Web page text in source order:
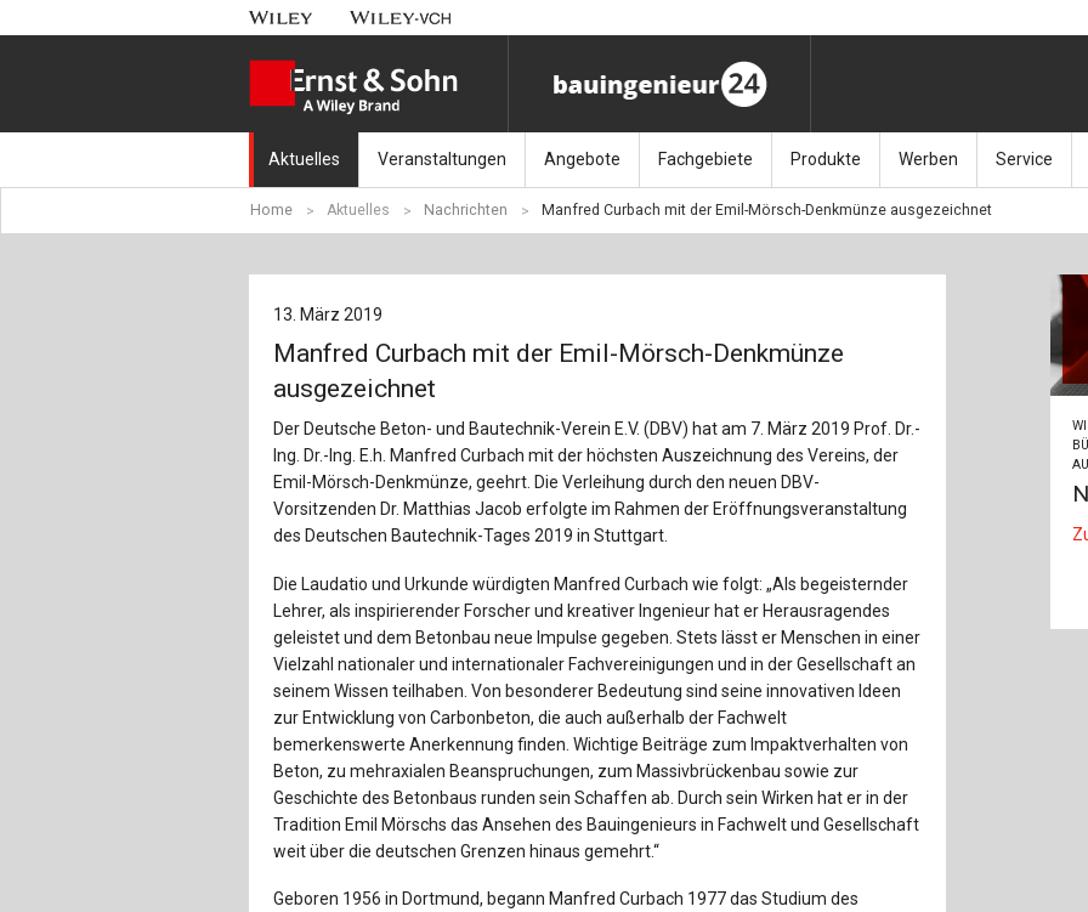
Aktuelles
Nachrichten
Aktuell erschienen
Erscheint in Kürze
Veranstaltungen
Münchener Kranbahntag (11.9.26)
Fachkonferenz Brückenbautage (10.–11.11.26)
Symposium Ingenieurbaukunst (26.11.26)
Beton-Kalender-Tag 2027 (3.12.26)
Veranstaltungskalender
Angebote
Stellenmarkt
Sonderdrucke
Fachgebiete
Architektur
Bauausführung
Bauphysik
Baurecht
Bautechnikgeschichte
Betonbau
Brückenbau
E&S Zeitlos
Glasbau
Holzbau
Produkte
Bücher
Kalender / Jahrbücher
Artikeldatenbank / Kalenderrecherche
Werben
Media-Planung
Service
Newsletter
Wiley
Home Aktuelles Nachrichten Manfred Curbach mit der Emil-Mörsch-Denkmünze ausgezeichnet
13. März 2019
Manfred Curbach mit der Emil-Mörsch-Denkmünze
ausgezeichnet
Der Deutsche Beton- und Bautechnik-Verein E.V. (DBV) hat am 7. März 2019 Prof. Dr.-
Ing. Dr.-Ing. E.h. Manfred Curbach mit der höchsten Auszeichnung des Vereins, der
Emil-Mörsch-Denkmünze, geehrt. Die Verleihung durch den neuen DBV-
Vorsitzenden Dr. Matthias Jacob erfolgte im Rahmen der Eröffnungsveranstaltung
des Deutschen Bautechnik-Tages 2019 in Stuttgart.
Die Laudatio und Urkunde würdigten Manfred Curbach wie folgt: „Als begeisternder
Lehrer, als inspirierender Forscher und kreativer Ingenieur hat er Herausragendes
geleistet und dem Betonbau neue Impulse gegeben. Stets lässt er Menschen in einer
Vielzahl nationaler und internationaler Fachvereinigungen und in der Gesellschaft an
seinem Wissen teilhaben. Von besonderer Bedeutung sind seine innovativen Ideen
zur Entwicklung von Carbonbeton, die auch außerhalb der Fachwelt
bemerkenswerte Anerkennung finden. Wichtige Beiträge zum Impaktverhalten von
Beton, zu mehraxialen Beanspruchungen, zum Massivbrückenbau sowie zur
Geschichte des Betonbaus runden sein Schaffen ab. Durch sein Wirken hat er in der
Tradition Emil Mörschs das Ansehen des Bauingenieurs in Fachwelt und Gesellschaft
weit über die deutschen Grenzen hinaus gemehrt.“
Geboren 1956 in Dortmund, begann Manfred Curbach 1977 das Studium des